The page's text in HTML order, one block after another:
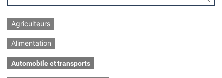
Agriculteurs
Alimentation
Automobile et transports